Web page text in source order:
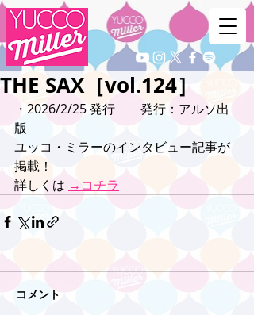
THE SAX［vol.124］
・2026/2/25 発行　　発行：アルソ出
版
ユッコ・ミラーのインタビュー記事が
掲載！
詳しくは →コチラ
コメント